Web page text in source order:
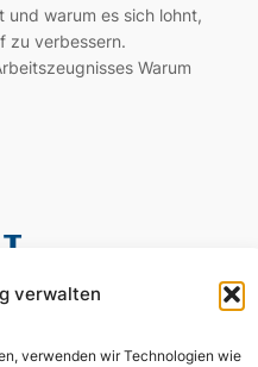
verwalten
verwenden wir Technologien wie
und warum es sich lohnt,
zu verbessern.
Warum